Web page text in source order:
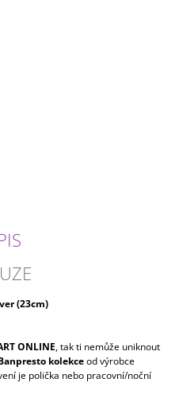
(23cm)
ONLINE, tak ti nemůže uniknout
kolekceod výrobce
je polička nebo pracovní/noční